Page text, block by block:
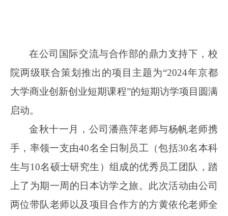
在公司国际交流与合作部的鼎力支持下，校
院两级联合策划推出的项目主题为“2024年京都
大学商业创新创业短期课程”的短期访学项目圆满
启动。
金秋十一月，公司潘燕萍老师与杨帆老师携
手，率领一支由40名全日制员工（包括30名本科
生与10名硕士研究生）组成的优秀员工团队，踏
上了为期一周的日本访学之旅。此次活动由公司
两位带队老师以及项目合作方的方黄依伦老师全